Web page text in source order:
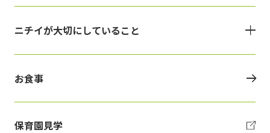
ニチイが大切にしていること
お食事
保育園見学